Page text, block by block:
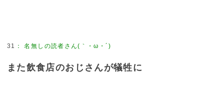
31 ：名無しの読者さん(｀・ω・´)
また飲食店のおじさんが犠牲に